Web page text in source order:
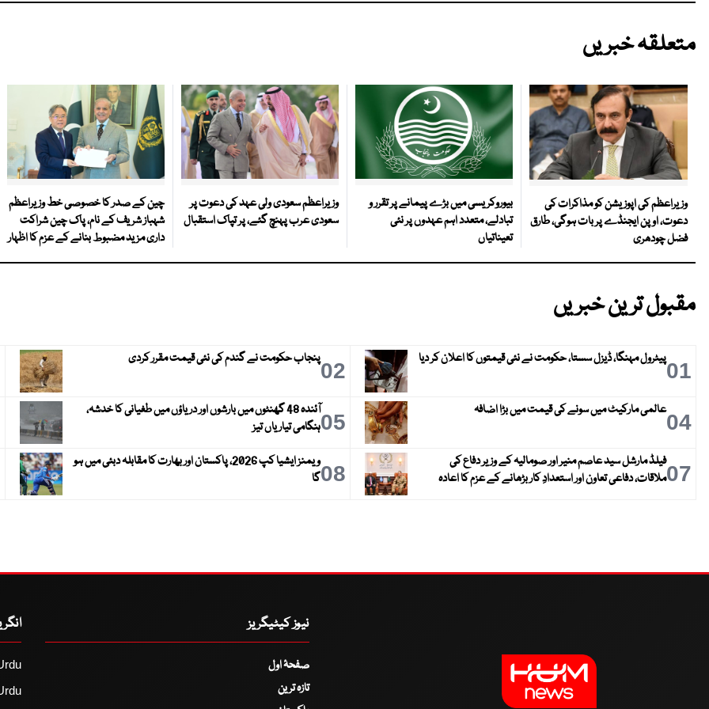
متعلقہ خبریں
وزیراعظم کی اپوزیشن کو مذاکرات کی
دعوت، اوپن ایجنڈے پر بات ہوگی، طارق
فضل چودھری
بیوروکریسی میں بڑے پیمانے پر تقرر و
تبادلے، متعدد اہم عہدوں پر نئی
تعیناتیاں
وزیراعظم سعودی ولی عہد کی دعوت پر
سعودی عرب پہنچ گئے، پر تپاک استقبال
چین کے صدر کا خصوصی خط وزیراعظم
شہباز شریف کے نام، پاک چین شراکت
داری مزید مضبوط بنانے کے عزم کا اظہار
مقبول ترین خبریں
01پیٹرول مہنگا، ڈیزل سستا، حکومت نے نئی قیمتوں کا اعلان کر دیا 02پنجاب حکومت نے گندم کی نئی قیمت مقرر کردی
04عالمی مارکیٹ میں سونے کی قیمت میں بڑا اضافہ 05
آئندہ 48 گھنٹوں میں بارشوں اور دریاؤں میں طغیانی کا خدشہ،
ہنگامی تیاریاں تیز
07فیلڈ مارشل سید عاصم منیر اور صومالیہ کے وزیر دفاع کی
ملاقات، دفاعی تعاون اور استعدادِ کار بڑھانے کے عزم کا اعادہ
08
ویمنز ایشیا کپ 2026، پاکستان اور بھارت کا مقابلہ دبئی میں ہو
گا
نیوز کیٹیگریز
صفحۂ اول
تازہ ترین